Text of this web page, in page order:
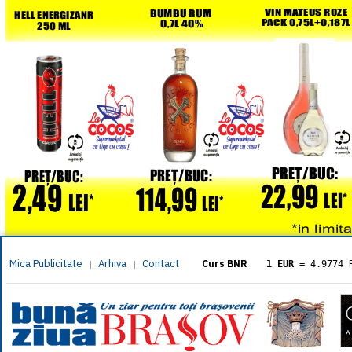
Mica Publicitate | Arhiva | Contact Curs BNR 1 EUR = 4.9774
= 5.8304
1 XAU= 464.4611
1 AED= 1.1933
1 AUD= 2.7957
1 BGN= 2.5449